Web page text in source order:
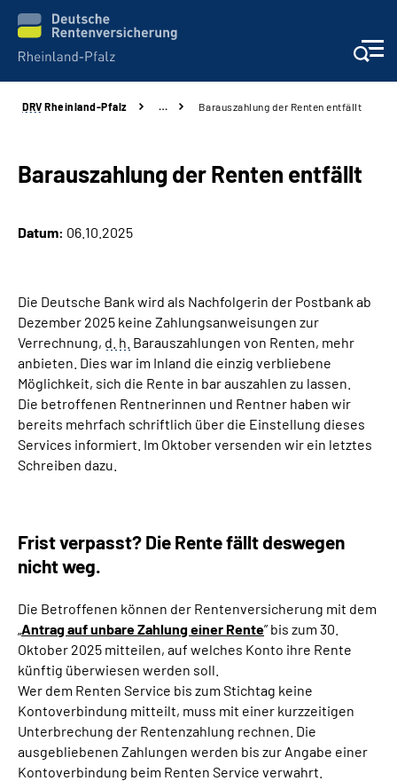
Unsere Leistungen
Beratung
Presse
Über uns
Inhalte in Gebärdensprache (DGS)
Leichte Sprache
DRV Rheinland-Pfalz … Barauszahlung der Renten entfällt
Barauszahlung der Renten entfällt
Datum: 06.10.2025
Die Deutsche Bank wird als Nachfolgerin der Postbank ab
Dezember 2025 keine Zahlungsanweisungen zur
Verrechnung, d. h. Barauszahlungen von Renten, mehr
anbieten. Dies war im Inland die einzig verbliebene
Möglichkeit, sich die Rente in bar auszahlen zu lassen.
Die betroffenen Rentnerinnen und Rentner haben wir
bereits mehrfach schriftlich über die Einstellung dieses
Services informiert. Im Oktober versenden wir ein letztes
Schreiben dazu.
Frist verpasst? Die Rente fällt deswegen
nicht weg.
Die Betroffenen können der Rentenversicherung mit dem
„Antrag auf unbare Zahlung einer Rente” bis zum 30.
Oktober 2025 mitteilen, auf welches Konto ihre Rente
künftig überwiesen werden soll.
Wer dem Renten Service bis zum Stichtag keine
Kontoverbindung mitteilt, muss mit einer kurzzeitigen
Unterbrechung der Rentenzahlung rechnen. Die
ausgebliebenen Zahlungen werden bis zur Angabe einer
Kontoverbindung beim Renten Service verwahrt.